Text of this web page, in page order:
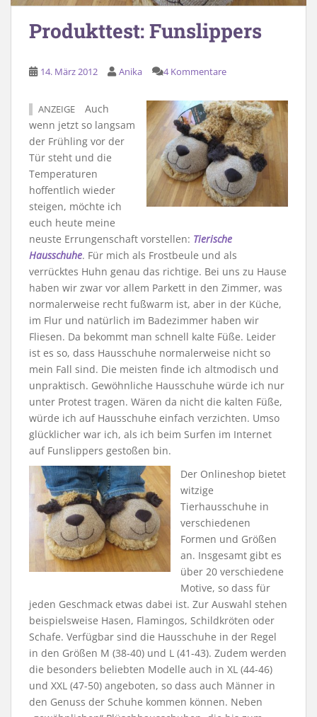
Produkttest: Funslippers
14. März 2012 Anika 4 Kommentare
ANZEIGE
Auch
wenn jetzt so langsam
der Frühling vor der
Tür steht und die
Temperaturen
hoffentlich wieder
steigen, möchte ich
euch heute meine
neuste Errungenschaft vorstellen: Tierische
Hausschuhe. Für mich als Frostbeule und als
verrücktes Huhn genau das richtige. Bei uns zu Hause
haben wir zwar vor allem Parkett in den Zimmer, was
normalerweise recht fußwarm ist, aber in der Küche,
im Flur und natürlich im Badezimmer haben wir
Fliesen. Da bekommt man schnell kalte Füße. Leider
ist es so, dass Hausschuhe normalerweise nicht so
mein Fall sind. Die meisten finde ich altmodisch und
unpraktisch. Gewöhnliche Hausschuhe würde ich nur
unter Protest tragen. Wären da nicht die kalten Füße,
würde ich auf Hausschuhe einfach verzichten. Umso
glücklicher war ich, als ich beim Surfen im Internet
auf Funslippers gestoßen bin.
Der Onlineshop bietet
witzige
Tierhausschuhe in
verschiedenen
Formen und Größen
an. Insgesamt gibt es
über 20 verschiedene
Motive, so dass für
jeden Geschmack etwas dabei ist. Zur Auswahl stehen
beispielsweise Hasen, Flamingos, Schildkröten oder
Schafe. Verfügbar sind die Hausschuhe in der Regel
in den Größen M (38-40) und L (41-43). Zudem werden
die besonders beliebten Modelle auch in XL (44-46)
und XXL (47-50) angeboten, so dass auch Männer in
den Genuss der Schuhe kommen können. Neben